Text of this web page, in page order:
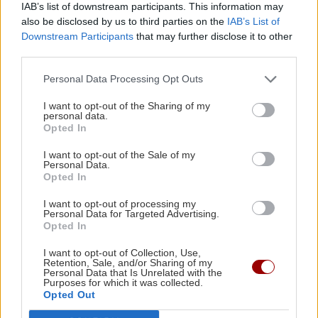
IAB’s list of downstream participants. This information may
also be disclosed by us to third parties on the IAB’s List of
Downstream Participants that may further disclose it to other
Personal Data Processing Opt Outs
I want to opt-out of the Sharing of my
personal data.
Opted In
I want to opt-out of the Sale of my
Personal Data.
Opted In
I want to opt-out of processing my
Personal Data for Targeted Advertising.
Opted In
I want to opt-out of Collection, Use,
Retention, Sale, and/or Sharing of my
Personal Data that Is Unrelated with the
Purposes for which it was collected.
Opted Out
ΡΟΗ ΕΙΔΗΣΕΩΝ
ΚΟΣΜΟΣ
Το ταξίδι με το τρένο που θα σας μείνει
αξέχαστο (εικόνες)
21:25
ΚΟΣΜΟΣ
Ιταλία: Τα ελαιοτριβεία ενώνονται να
αντιμετωπίσουν την κρίση